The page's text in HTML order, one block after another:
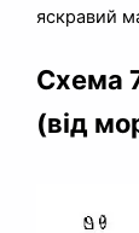
яскравий
Схема
(від